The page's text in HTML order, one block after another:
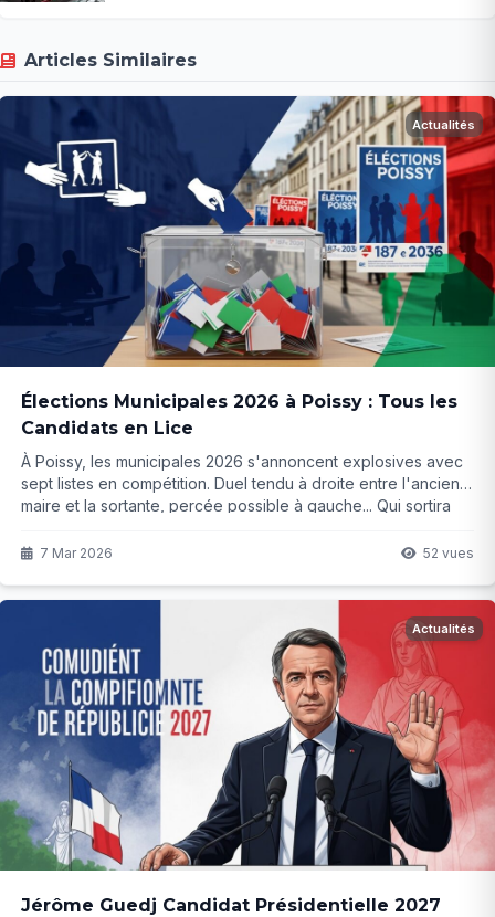
Articles Similaires
Actualités
Élections Municipales 2026 à Poissy : Tous les
Candidats en Lice
À Poissy, les municipales 2026 s'annoncent explosives avec
sept listes en compétition. Duel tendu à droite entre l'ancien
maire et la sortante, percée possible à gauche... Qui sortira
7 Mar 2026 52 vues
Actualités
Jérôme Guedj Candidat Présidentielle 2027